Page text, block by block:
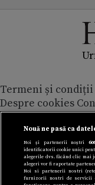
Termeni și condiții
Despre cookies
Modifică
© Toate
Din
Nouă ne pasă ca
Noi și partenerii noștri 606
identificatorii cookie unici
alegerile dvs. făcând clic mai
alegeri vor fi raportate
Noi si partenerii nostri
furnizorii nostri de servicii